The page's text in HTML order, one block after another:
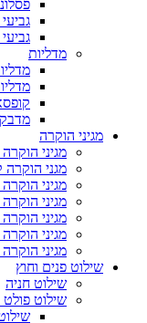
מדליות
מדליות 5
מדליות 7
מגיני הוקרה
מגיני
מגני
מגיני
מגיני
מגיני
מגיני
מגיני
שילוט פנים וחוץ
שילוט חניה
שילוט פולט